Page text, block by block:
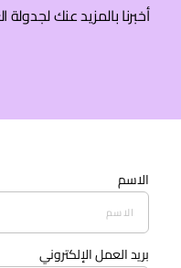
أخبرنا بالمزيد عنك
الاسم
بريد العمل الإلكتروني